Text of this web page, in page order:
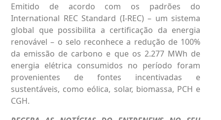
Emitido de acordo com os padrões do
International REC Standard (I-REC) – um sistema
global que possibilita a certificação da energia
renovável – o selo reconhece a redução de 100%
da emissão de carbono e que os 2.277 MWh de
energia elétrica consumidos no período foram
provenientes de fontes incentivadas e
sustentáveis, como eólica, solar, biomassa, PCH e
CGH.